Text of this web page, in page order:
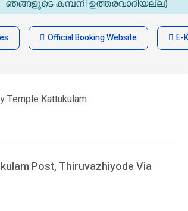
ഞങ്ങളുടെ കമ്പനി ഉത്തരവാദിയല്ല)
Official Booking Website E-
Temple Kattukulam
Post, Thiruvazhiyode Via